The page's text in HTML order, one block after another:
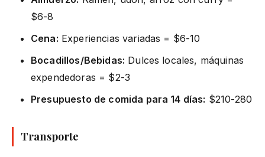
$6-8
Cena: Experiencias variadas = $6-10
Bocadillos/Bebidas: Dulces locales, máquinas
expendedoras = $2-3
Presupuesto de comida para 14 días: $210-280
Transporte